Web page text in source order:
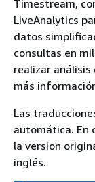
Timestream,
LiveAnalytics
datos
consultas en
realizar
más
Las
automática. En
la version
inglés.